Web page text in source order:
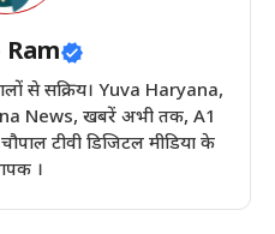
Ram
से सक्रिय। Yuva Haryana,
News, खबरें अभी तक, A1
टीवी डिजिटल मीडिया के
।